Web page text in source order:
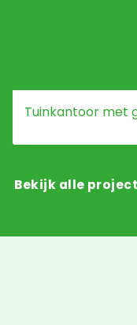
Tuinkantoor met
Bekijk alle